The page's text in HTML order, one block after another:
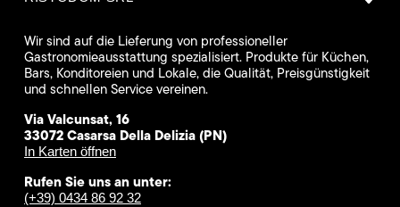
Wir sind auf die Lieferung von professioneller
Gastronomieausstattung spezialisiert. Produkte für Küchen,
Bars, Konditoreien und Lokale, die Qualität, Preisgünstigkeit
und schnellen Service vereinen.
Via Valcunsat, 16
33072 Casarsa Della Delizia (PN)
In Karten öffnen
Rufen Sie uns an unter:
(+39) 0434 86 92 32